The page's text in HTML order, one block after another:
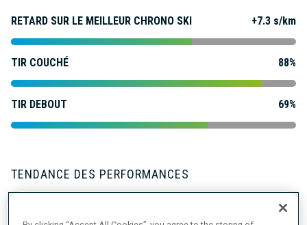
RETARD SUR LE MEILLEUR CHRONO SKI +7.3 s/km
TIR COUCHÉ 88%
TIR DEBOUT 69%
TENDANCE DES PERFORMANCES